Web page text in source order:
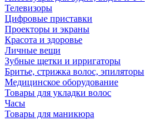
Телевизоры
Цифровые приставки
Проекторы и экраны
Красота и здоровье
Личные вещи
Зубные щетки и ирригаторы
Бритье, стрижка волос, эпиляторы
Медицинское оборудование
Товары для укладки волос
Часы
Товары для маникюра